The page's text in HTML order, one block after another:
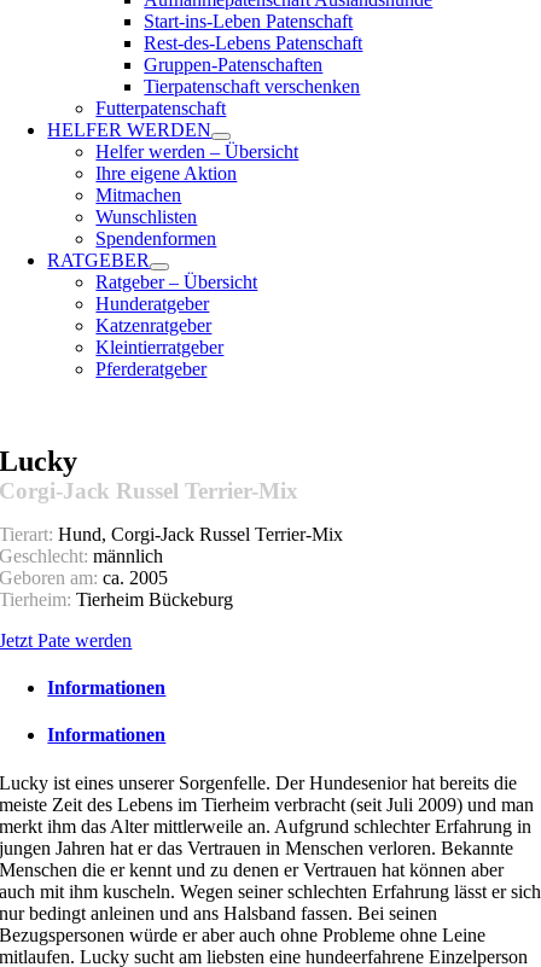
Start-ins-Leben Patenschaft
Rest-des-Lebens Patenschaft
Gruppen-Patenschaften
Tierpatenschaft verschenken
Futterpatenschaft
HELFER WERDEN
Helfer werden – Übersicht
Ihre eigene Aktion
Mitmachen
Wunschlisten
Spendenformen
RATGEBER
Ratgeber – Übersicht
Hunderatgeber
Katzenratgeber
Kleintierratgeber
Pferderatgeber
Lucky
Corgi-Jack Russel Terrier-Mix
Tierart: Hund, Corgi-Jack Russel Terrier-Mix
Geschlecht: männlich
Geboren am: ca. 2005
Tierheim: Tierheim Bückeburg
Jetzt Pate werden
Informationen
Informationen
Lucky ist eines unserer Sorgenfelle. Der Hundesenior hat bereits die
meiste Zeit des Lebens im Tierheim verbracht (seit Juli 2009) und man
merkt ihm das Alter mittlerweile an. Aufgrund schlechter Erfahrung in
jungen Jahren hat er das Vertrauen in Menschen verloren. Bekannte
Menschen die er kennt und zu denen er Vertrauen hat können aber
auch mit ihm kuscheln. Wegen seiner schlechten Erfahrung lässt er sich
nur bedingt anleinen und ans Halsband fassen. Bei seinen
Bezugspersonen würde er aber auch ohne Probleme ohne Leine
mitlaufen. Lucky sucht am liebsten eine hundeerfahrene Einzelperson